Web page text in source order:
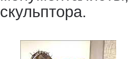
скульптора.